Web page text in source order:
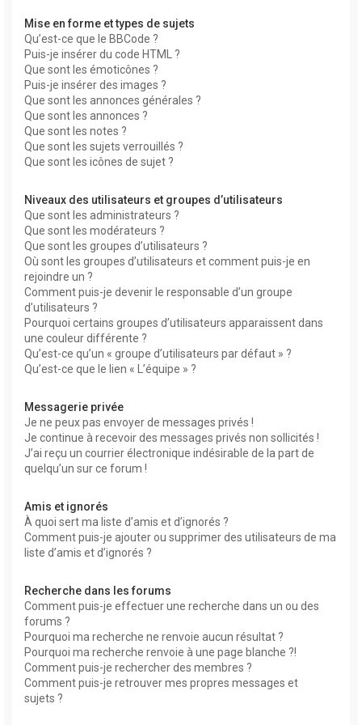
Mise en forme et types de sujets
Qu’est-ce que le BBCode ?
Puis-je insérer du code HTML ?
Que sont les émoticônes ?
Puis-je insérer des images ?
Que sont les annonces générales ?
Que sont les annonces ?
Que sont les notes ?
Que sont les sujets verrouillés ?
Que sont les icônes de sujet ?
Niveaux des utilisateurs et groupes d’utilisateurs
Que sont les administrateurs ?
Que sont les modérateurs ?
Que sont les groupes d’utilisateurs ?
Où sont les groupes d’utilisateurs et comment puis-je en
rejoindre un ?
Comment puis-je devenir le responsable d’un groupe
d’utilisateurs ?
Pourquoi certains groupes d’utilisateurs apparaissent dans
une couleur différente ?
Qu’est-ce qu’un « groupe d’utilisateurs par défaut » ?
Qu’est-ce que le lien « L’équipe » ?
Messagerie privée
Je ne peux pas envoyer de messages privés !
Je continue à recevoir des messages privés non sollicités !
J’ai reçu un courrier électronique indésirable de la part de
quelqu’un sur ce forum !
Amis et ignorés
À quoi sert ma liste d’amis et d’ignorés ?
Comment puis-je ajouter ou supprimer des utilisateurs de ma
liste d’amis et d’ignorés ?
Recherche dans les forums
Comment puis-je effectuer une recherche dans un ou des
forums ?
Pourquoi ma recherche ne renvoie aucun résultat ?
Pourquoi ma recherche renvoie à une page blanche ?!
Comment puis-je rechercher des membres ?
Comment puis-je retrouver mes propres messages et
sujets ?